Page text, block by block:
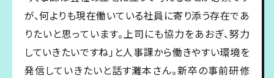
が、何よりも現在働いている社員に寄り添う存在であ
りたいと思っています。上司にも協力をあおぎ、努力
していきたいですね」と人事課から働きやすい環境を
発信していきたいと話す灘本さん。新卒の事前研修